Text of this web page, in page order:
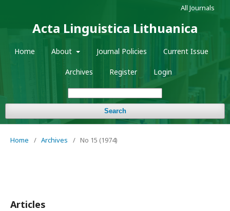
Acta Linguistica Lithuanica
Home About Journal Policies Current Issue
Archives Register Login
Search
All Journals
Home / Archives / No 15 (1974)
Articles